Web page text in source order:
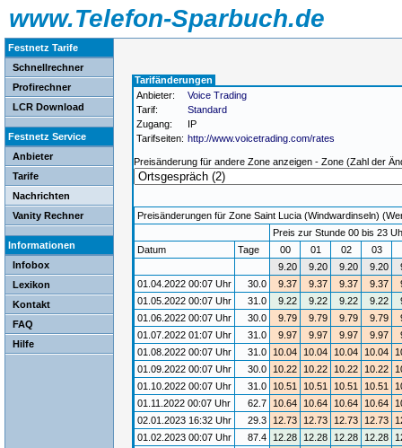
www.Telefon-Sparbuch.de
Festnetz Tarife
Schnellrechner
Profirechner
LCR Download
Festnetz Service
Anbieter
Tarife
Nachrichten
Vanity Rechner
Informationen
Infobox
Lexikon
Kontakt
FAQ
Hilfe
Tarifänderungen
Anbieter:
Voice Trading
Tarif:
Standard
Zugang:
IP
Tarifseiten: http://www.voicetrading.com/rates
Preisänderung für andere Zone anzeigen - Zone (Zahl der
Preisänderungen für Zone Saint Lucia (Windwardinseln)
Preis zur Stunde 00 bis 23
Datum
Tage 00 01 02 03
9.20
9.20 9.20 9.20
01.04.2022 00:07 Uhr
30.0 9.37 9.37 9.37 9.37
01.05.2022 00:07 Uhr
31.0 9.22 9.22 9.22 9.22
01.06.2022 00:07 Uhr
30.0 9.79 9.79 9.79 9.79
01.07.2022 01:07 Uhr
31.0 9.97 9.97 9.97 9.97
01.08.2022 00:07 Uhr
31.0 10.04 10.04 10.04 10.04
01.09.2022 00:07 Uhr
30.0 10.22 10.22 10.22 10.22
01.10.2022 00:07 Uhr
31.0 10.51 10.51 10.51 10.51
01.11.2022 00:07 Uhr
62.7 10.64 10.64 10.64 10.64
02.01.2023 16:32 Uhr
29.3 12.73 12.73 12.73 12.73
01.02.2023 00:07 Uhr
87.4 12.28 12.28 12.28 12.28